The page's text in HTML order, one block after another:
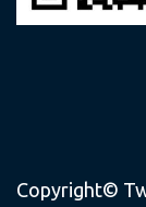
Copyright©